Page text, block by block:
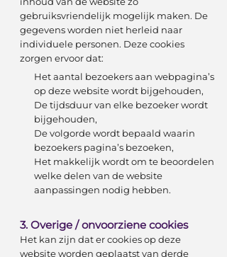
gebruiksvriendelijk mogelijk maken. De
gegevens worden niet herleid naar
individuele personen. Deze cookies
zorgen ervoor dat:
Het aantal bezoekers aan webpagina’s
op deze website wordt bijgehouden,
De tijdsduur van elke bezoeker wordt
bijgehouden,
De volgorde wordt bepaald waarin
bezoekers pagina’s bezoeken,
Het makkelijk wordt om te beoordelen
welke delen van de website
aanpassingen nodig hebben.
3. Overige / onvoorziene cookies
Het kan zijn dat er cookies op deze
website worden geplaatst van derde